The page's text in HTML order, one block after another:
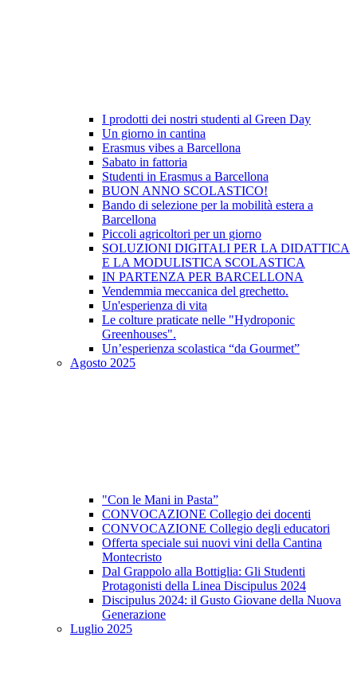
I prodotti dei nostri studenti al Green Day
Un giorno in cantina
Erasmus vibes a Barcellona
Sabato in fattoria
Studenti in Erasmus a Barcellona
BUON ANNO SCOLASTICO!
Bando di selezione per la mobilità estera a
Barcellona
Piccoli agricoltori per un giorno
SOLUZIONI DIGITALI PER LA DIDATTICA
E LA MODULISTICA SCOLASTICA
IN PARTENZA PER BARCELLONA
Vendemmia meccanica del grechetto.
Un'esperienza di vita
Le colture praticate nelle "Hydroponic
Greenhouses".
Un’esperienza scolastica “da Gourmet”
Agosto 2025
"Con le Mani in Pasta”
CONVOCAZIONE Collegio dei docenti
CONVOCAZIONE Collegio degli educatori
Offerta speciale sui nuovi vini della Cantina
Montecristo
Dal Grappolo alla Bottiglia: Gli Studenti
Protagonisti della Linea Discipulus 2024
Discipulus 2024: il Gusto Giovane della Nuova
Generazione
Luglio 2025